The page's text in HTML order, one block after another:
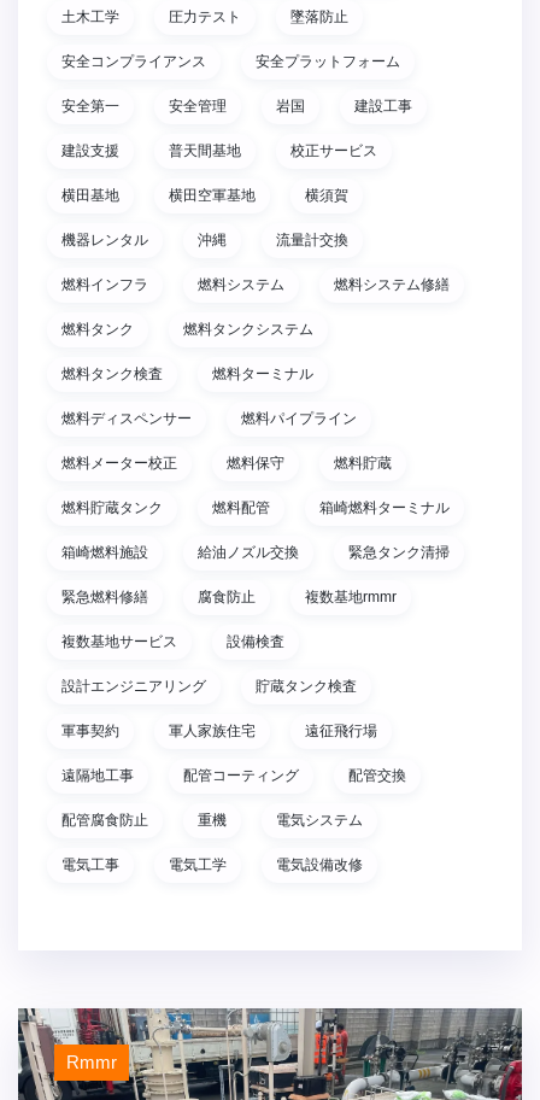
Rmmr
土木工学 圧力テスト 墜落防止
安全コンプライアンス 安全プラットフォーム
安全第一 安全管理 岩国 建設工事
建設支援 普天間基地 校正サービス
横田基地 横田空軍基地 横須賀
機器レンタル 沖縄 流量計交換
燃料インフラ 燃料システム 燃料システム修繕
燃料タンク 燃料タンクシステム
燃料タンク検査 燃料ターミナル
燃料ディスペンサー 燃料パイプライン
燃料メーター校正 燃料保守 燃料貯蔵
燃料貯蔵タンク 燃料配管 箱崎燃料ターミナル
箱崎燃料施設 給油ノズル交換 緊急タンク清掃
緊急燃料修繕 腐食防止 複数基地rmmr
複数基地サービス 設備検査
設計エンジニアリング 貯蔵タンク検査
軍事契約 軍人家族住宅 遠征飛行場
遠隔地工事 配管コーティング 配管交換
配管腐食防止 重機 電気システム
電気工事 電気工学 電気設備改修